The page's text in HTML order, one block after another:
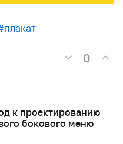
0
к проектированию
бокового меню